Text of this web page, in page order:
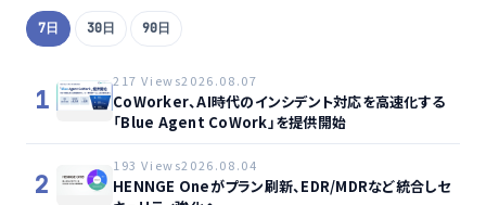
7日 30日 90日
1
217 Views2026.08.07
CoWorker、AI時代のインシデント対応を高速化する
「Blue Agent CoWork」を提供開始
2
193 Views2026.08.04
HENNGE Oneがプラン刷新、EDR/MDRなど統合しセ